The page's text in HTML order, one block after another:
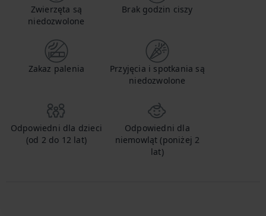
Zwierzęta są
niedozwolone
Brak godzin ciszy
Zakaz palenia
Przyjęcia i spotkania są
niedozwolone
Odpowiedni dla dzieci
(od 2 do 12 lat)
Odpowiedni dla
niemowląt (poniżej 2
lat)